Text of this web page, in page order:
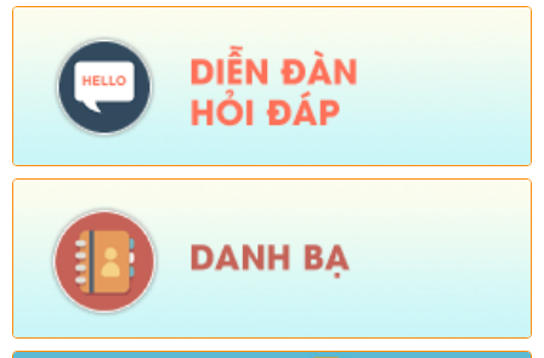
2026, triển khai nhiệm vụ năm học 2026-2027)
Ngày ban hành: (04/08/2026)